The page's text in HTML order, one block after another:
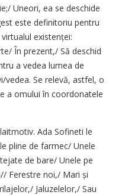
Uneori, ea se deschide
este definitoriu pentru
exis­tenței:
În prezent,/ Să deschid
a vedea lumea de
vedea. Se relevă, astfel, o
a omului în coordonatele
Ada Sofineti le
pline de farmec/ Unele
de bare/ Unele pe
Ferestre noi,/ Mari și
Jaluzelelor,/ Sau